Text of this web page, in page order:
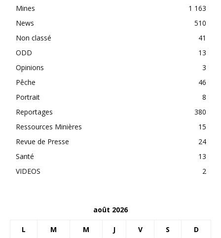
Mines
1 163
News
510
Non classé
41
ODD
13
Opinions
3
Pêche
46
Portrait
8
Reportages
380
Ressources Minières
15
Revue de Presse
24
Santé
13
VIDEOS
2
août 2026
L M M J V S D